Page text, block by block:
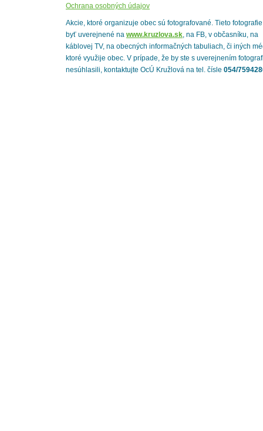
Ochrana osobných údajov
Akcie, ktoré organizuje obec sú fotografované. Tieto
byť uverejnené na www.kruzlova.sk, na FB, v občasníku, na
káblovej TV, na obecných informačných tabuliach, či iných
ktoré využije obec. V prípade, že by ste s uverejnením
nesúhlasili, kontaktujte OcÚ Kružlová na tel. čísle 054/